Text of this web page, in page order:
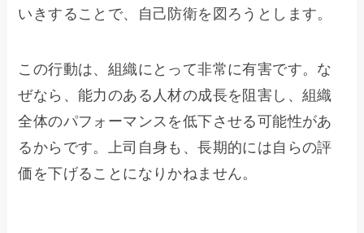
いきすることで、自己防衛を図ろうとします。
この行動は、組織にとって非常に有害です。な
ぜなら、能力のある人材の成長を阻害し、組織
全体のパフォーマンスを低下させる可能性があ
るからです。上司自身も、長期的には自らの評
価を下げることになりかねません。